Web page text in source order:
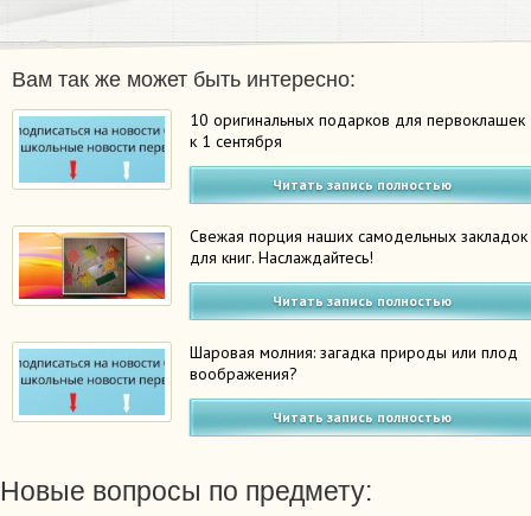
Вам так же может быть интересно:
10 оригинальных подарков для первоклашек
к 1 сентября
Читать запись полностью
Свежая порция наших самодельных закладок
для книг. Наслаждайтесь!
Читать запись полностью
Шаровая молния: загадка природы или плод
воображения?
Читать запись полностью
Новые вопросы по предмету: